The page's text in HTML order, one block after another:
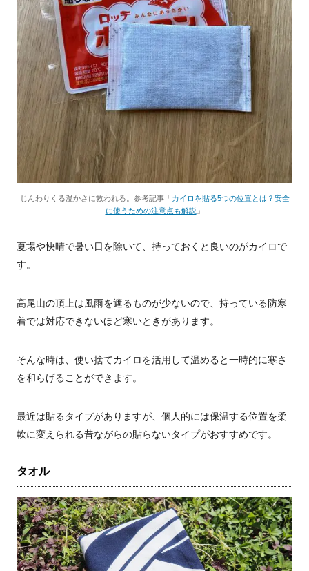
じんわりくる温かさに救われる。参考記事「カイロを貼る5つの位置とは？安全
に使うための注意点も解説 」
夏場や快晴で暑い日を除いて、持っておくと良いのがカイロで
す。
高尾山の頂上は風雨を遮るものが少ないので、持っている防寒
着では対応できないほど寒いときがあります。
そんな時は、使い捨てカイロを活用して温めると一時的に寒さ
を和らげることができます。
最近は貼るタイプがありますが、個人的には保温する位置を柔
軟に変えられる昔ながらの貼らないタイプがおすすめです。
タオル